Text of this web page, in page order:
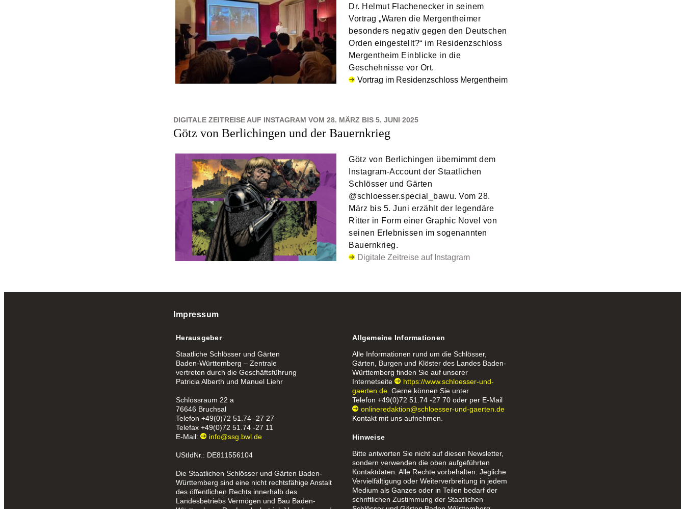
Dr. Helmut Flachenecker in seinem
Vortrag „Waren die Mergentheimer
besonders negativ gegen den Deutschen
Orden eingestellt?“ im Residenzschloss
Mergentheim Einblicke in die
Geschehnisse vor Ort.
Vortrag im Residenzschloss Mergentheim
DIGITALE ZEITREISE AUF INSTAGRAM VOM 28. MÄRZ BIS 5. JUNI 2025
Götz von Berlichingen und der Bauernkrieg
Götz von Berlichingen übernimmt dem
Instagram-Account der Staatlichen
Schlösser und Gärten
@schloesser.special_bawu. Vom 28.
März bis 5. Juni erzählt der legendäre
Ritter in Form einer Graphic Novel von
seinen Erlebnissen im sogenannten
Bauernkrieg.
Digitale Zeitreise auf Instagram
Impressum
Herausgeber
Staatliche Schlösser und Gärten
Baden-Württemberg – Zentrale
vertreten durch die Geschäftsführung
Patricia Alberth und Manuel Liehr
Schlossraum 22 a
76646 Bruchsal
Telefon +49(0)72 51.74 -27 27
Telefax +49(0)72 51.74 -27 11
E-Mail:
info@ssg.bwl.de
UStIdNr.: DE811556104
Die Staatlichen Schlösser und Gärten Baden-
Württemberg sind eine nicht rechtsfähige Anstalt
des öffentlichen Rechts innerhalb des
Landesbetriebs Vermögen und Bau Baden-
Allgemeine Informationen
Alle Informationen rund um die Schlösser,
Gärten, Burgen und Klöster des Landes Baden-
Württemberg finden Sie auf unserer
Internetseite
https://www.schloesser-und-
gaerten.de . Gerne können Sie unter
Telefon +49(0)72 51.74 -27 70 oder per E-Mail
onlineredaktion@schloesser-und-gaerten.de
Kontakt mit uns aufnehmen.
Hinweise
Bitte antworten Sie nicht auf diesen Newsletter,
sondern verwenden die oben aufgeführten
Kontaktdaten. Alle Rechte vorbehalten. Jegliche
Vervielfältigung oder Weiterverbreitung in jedem
Medium als Ganzes oder in Teilen bedarf der
schriftlichen Zustimmung der Staatlichen